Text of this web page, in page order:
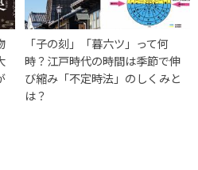
「子の刻」「暮六ツ」って何
時？江戸時代の時間は季節で伸
び縮み「不定時法」のしくみと
は？